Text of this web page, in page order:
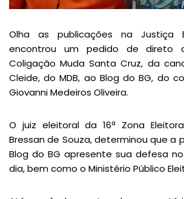
Olha as publicações na Justiça
encontrou um pedido de direto
Coligação Muda Santa Cruz, da
Cleide, do MDB, ao Blog do BG, do
Giovanni Medeiros Oliveira.
O juiz eleitoral da 16ª Zona
Bressan de Souza, determinou que a
Blog do BG apresente sua defesa
dia, bem como o Ministério Público